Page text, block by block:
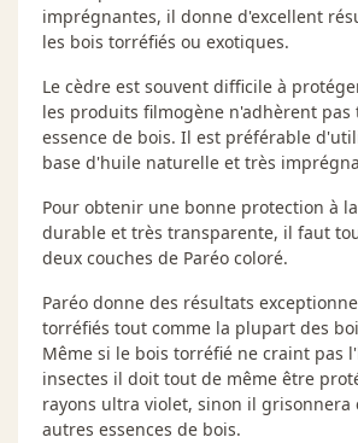
imprégnantes, il donne d'excellent
les bois torréfiés ou exotiques.
Le cèdre est souvent difficile à
les produits filmogène n'adhèrent pas
essence de bois. Il est préférable
base d'huile naturelle et très
Pour obtenir une bonne protection à
durable et très transparente, il faut
deux couches de Paréo coloré.
Paréo donne des résultats
torréfiés tout comme la plupart des
Même si le bois torréfié ne craint pas
insectes il doit tout de même être
rayons ultra violet, sinon il grisonnera
autres essences de bois.